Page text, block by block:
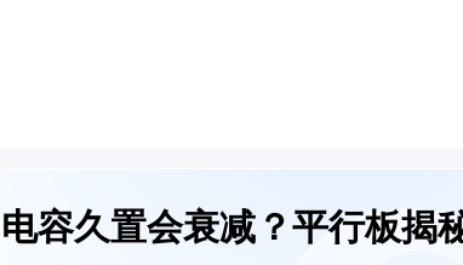
电容久置会衰减？平行板揭